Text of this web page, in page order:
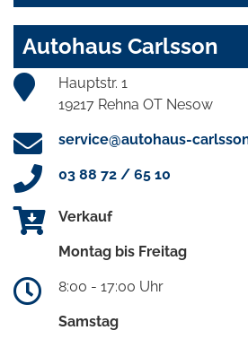
Autohaus Carlsson
Hauptstr. 1
19217 Rehna OT Nesow
service@autohaus-
03 88 72 / 65 10
Verkauf
Montag bis Freitag
8:00 - 17:00 Uhr
Samstag